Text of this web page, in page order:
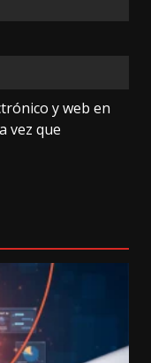
y web en
vez que